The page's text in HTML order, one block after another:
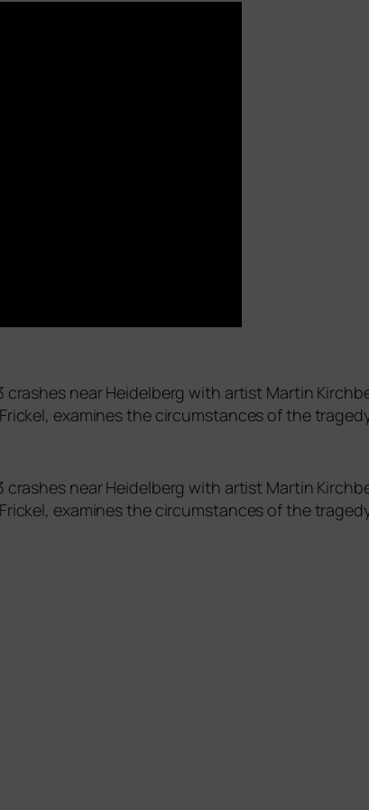
cra­s­hes near Heidelberg with artist Martin
exami­nes the cir­cum­s­tances of the
cra­s­hes near Heidelberg with artist Martin
exami­nes the cir­cum­s­tances of the